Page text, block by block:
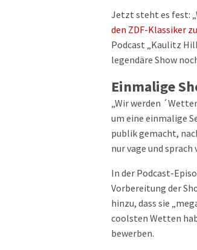
Jetzt steht es fest:
den ZDF-Klassiker
Podcast „Kaulitz
legendäre Show
Einmalige
„Wir werden
um eine einmalige
publik gemacht,
nur vage und
In der Podcast-
Vorbereitung der
hinzu, dass sie
coolsten Wetten
bewerben.